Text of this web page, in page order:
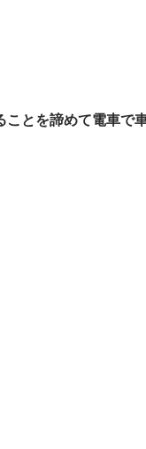
とを諦めて電車で